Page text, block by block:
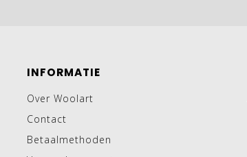
INFORMATIE
Over Woolart
Contact
Betaalmethoden